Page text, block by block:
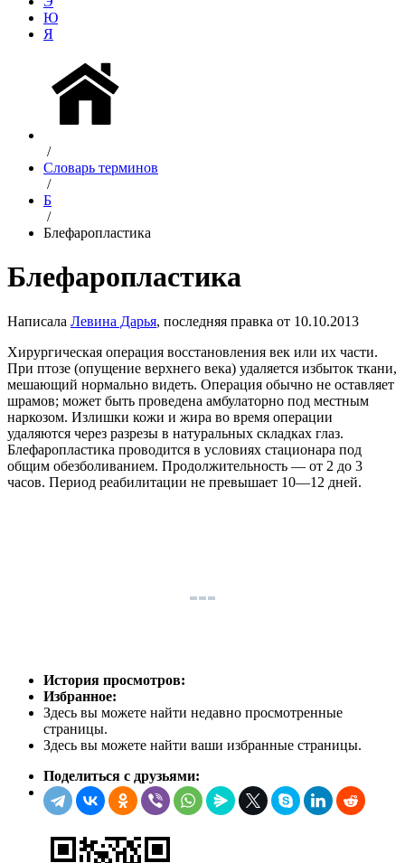
Ю
Я
/
Словарь терминов
/
Б
/
Блефаропластика
Блефаропластика
Написала Левина Дарья, последняя правка от 10.10.2013
Хирургическая операция восстановления век или их части.
При птозе (опущение верхнего века) удаляется избыток ткани,
мешающий нормально видеть. Операция обычно не оставляет
шрамов; может быть проведена амбулаторно под местным
наркозом. Излишки кожи и жира во время операции
удаляются через разрезы в натуральных складках глаз.
Блефаропластика проводится в условиях стационара под
общим обезболиванием. Продолжительность — от 2 до 3
часов. Период реабилитации не превышает 10—12 дней.
История просмотров:
Избранное:
Здесь вы можете найти недавно просмотренные
страницы.
Здесь вы можете найти ваши избранные страницы.
Поделиться с друзьями: